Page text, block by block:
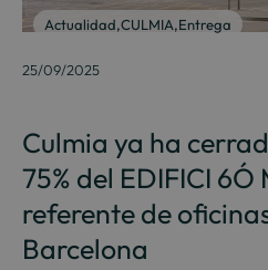
Actualidad,CULMIA,Entrega
25/09/2025
Culmia ya ha
75% del EDIFICI
referente de
Barcelona